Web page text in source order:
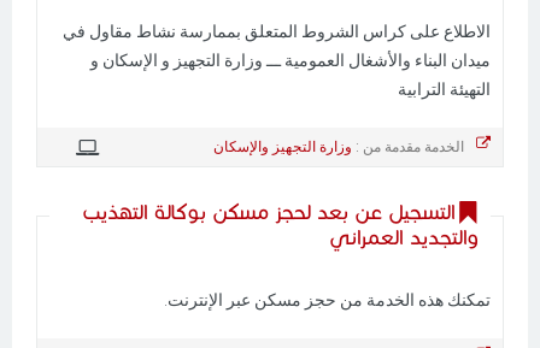
الاطلاع على كراس الشروط المتعلق بممارسة نشاط مقاول في
ميدان البناء والأشغال العمومية ـــ وزارة التجهيز و الإسكان و
التهيئة الترابية
الخدمة مقدمة من : وزارة التجهيز والإسكان
التسجيل عن بعد لحجز مسكن بوكالة التهذيب
والتجديد العمراني
تمكنك هذه الخدمة من حجز مسكن عبر الإنترنت.